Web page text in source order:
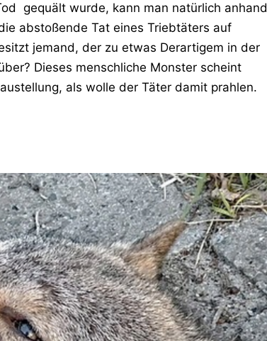
gequält wurde, kann man natürlich anhand
abstoßende Tat eines Triebtäters auf
jemand, der zu etwas Derartigem in der
Dieses menschliche Monster scheint
als wolle der Täter damit prahlen.